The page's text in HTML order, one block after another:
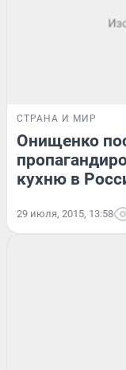
СТРАНА И МИР
Онищенко
кухню в
29 июля, 2015, 13:58